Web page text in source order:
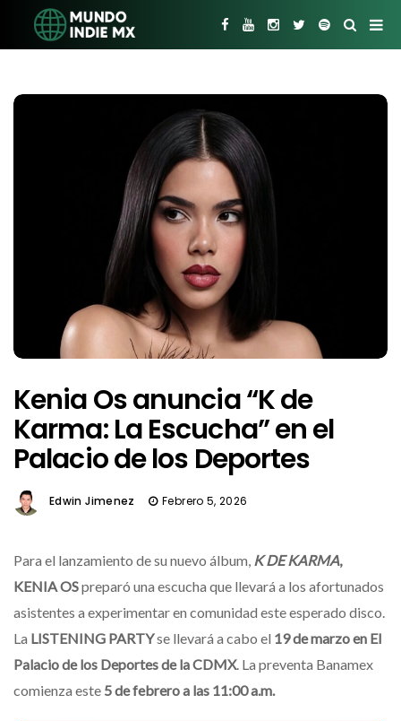
Kenia Os anuncia “K de
Karma: La Escucha” en el
Palacio de los Deportes
Edwin Jimenez Febrero 5, 2026
Para el lanzamiento de su nuevo álbum, K DE KARMA,
KENIA OSpreparó una escucha que llevará a los afortunados
asistentes a experimentar en comunidad este esperado disco.
La LISTENING PARTYse llevará a cabo el 19 de marzo en El
Palacio de los Deportes de la CDMX. La preventa Banamex
comienza este 5 de febrero a las 11:00 a.m.